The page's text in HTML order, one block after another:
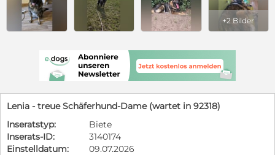
+2 Bilder
Lenia - treue Schäferhund-Dame (wartet in 92318)
Inseratstyp:
Biete
Inserats-ID:
3140174
Einstelldatum:
09.07.2026